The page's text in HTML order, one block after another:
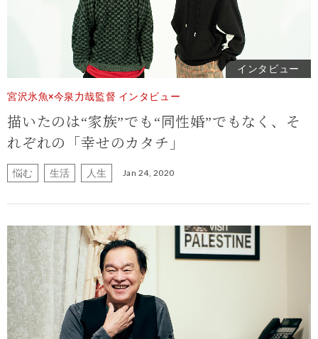
インタビュー
宮沢氷魚×今泉力哉監督 インタビュー
描いたのは“家族”でも“同性婚”でもなく、そ
れぞれの「幸せのカタチ」
悩む 生活 人生 Jan 24, 2020